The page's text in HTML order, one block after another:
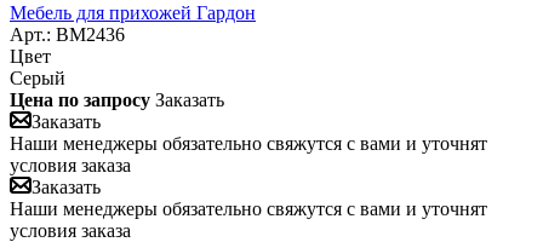
Мебель для прихожей Гардон
Арт.: BM2436
Цвет
Серый
Цена по запросу Заказать
Заказать
Наши менеджеры обязательно свяжутся с вами и уточнят
условия заказа
Заказать
Наши менеджеры обязательно свяжутся с вами и уточнят
условия заказа